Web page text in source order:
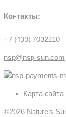
Контакты:
+7 (499) 7032210
nsp@nsp-sun.com
Карта сайта
©2026 Nature's